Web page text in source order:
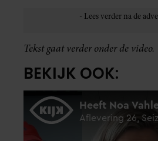
Tekst gaat verder onder de video.
BEKIJK OOK: